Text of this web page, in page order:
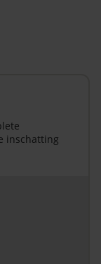
inschatting